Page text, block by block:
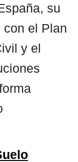
su
con el Plan
y el